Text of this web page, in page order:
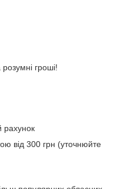
гроші!
рахунок
від 300 грн (уточнюйте